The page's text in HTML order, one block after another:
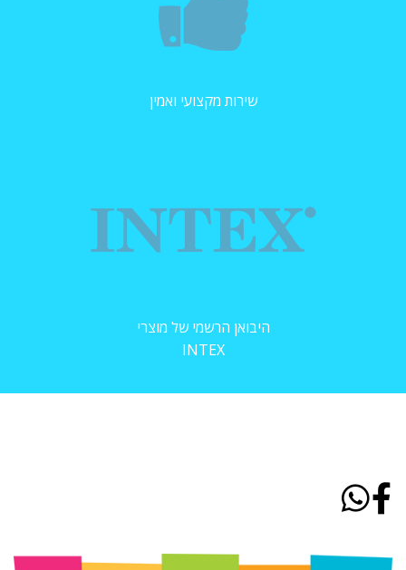
שירות מקצועי ואמין
היבואן הרשמי של מוצרי
INTEX